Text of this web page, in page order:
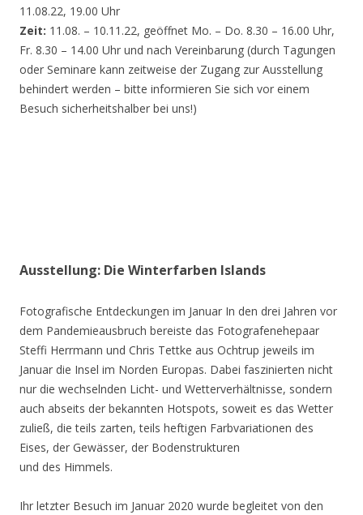
11.08.22, 19.00 Uhr
Zeit: 11.08. – 10.11.22, geöffnet Mo. – Do. 8.30 – 16.00 Uhr,
Fr. 8.30 – 14.00 Uhr und nach Vereinbarung (durch Tagungen
oder Seminare kann zeitweise der Zugang zur Ausstellung
behindert werden – bitte informieren Sie sich vor einem
Besuch sicherheitshalber bei uns!)
Ausstellung: Die Winterfarben Islands
Fotografische Entdeckungen im Januar In den drei Jahren vor
dem Pandemieausbruch bereiste das Fotografenehepaar
Steffi Herrmann und Chris Tettke aus Ochtrup jeweils im
Januar die Insel im Norden Europas. Dabei faszinierten nicht
nur die wechselnden Licht- und Wetterverhältnisse, sondern
auch abseits der bekannten Hotspots, soweit es das Wetter
zuließ, die teils zarten, teils heftigen Farbvariationen des
Eises, der Gewässer, der Bodenstrukturen
und des Himmels.
Ihr letzter Besuch im Januar 2020 wurde begleitet von den